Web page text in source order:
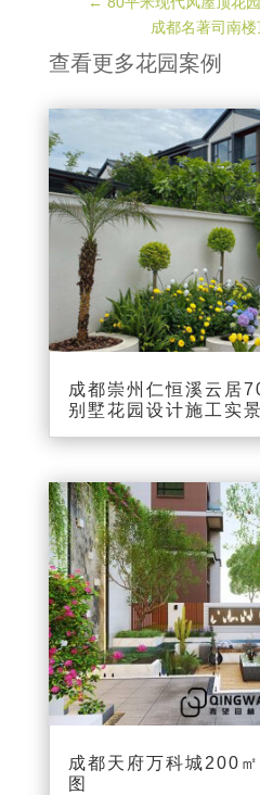
成都名著司南
查看更多花园案例
成都崇州仁恒溪云居
别墅花园设计施工实
成都天府万科城200
图